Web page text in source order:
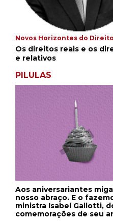
Novos Horizontes do
Os direitos reais e os
e relativos
PILULAS
Aos aniversariantes
nosso abraço. E o
ministra Isabel Gallotti,
comemorações de seu